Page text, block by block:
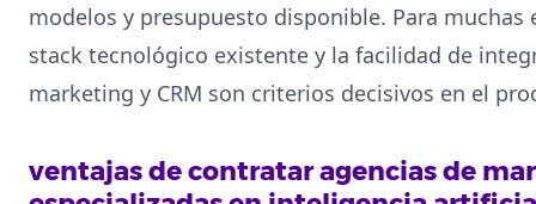
modelos y presupuesto disponible. Para
stack tecnológico existente y la facilidad de
marketing y CRM son criterios decisivos en el
ventajas de contratar agencias de